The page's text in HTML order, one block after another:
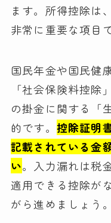
ます。所得控除は
非常に重要な項目
国民年金や国民健
「社会保険料控
の掛金に関する「
的です。 控除証明
記載されている金
い。入力漏れは税
適用できる控除が
がら進めましょう。